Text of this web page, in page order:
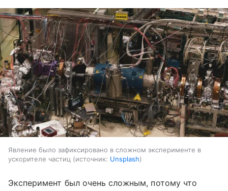
Явление было зафиксировано в сложном эксперименте в
ускорителе частиц
источник: Unsplash
Эксперимент был очень сложным, потому что